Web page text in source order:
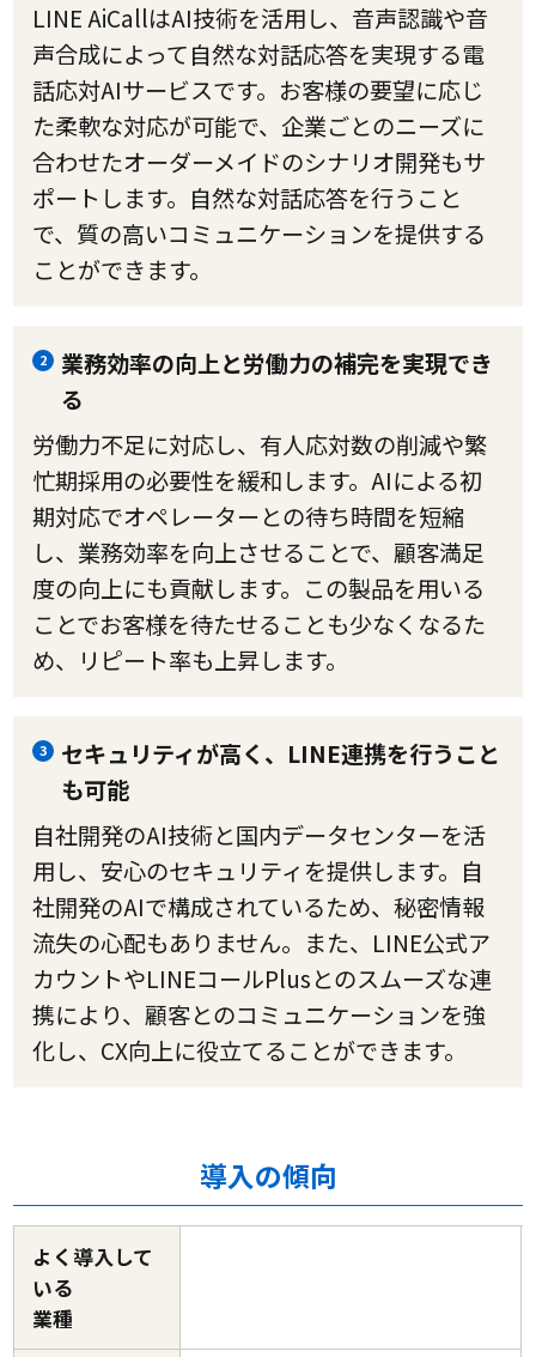
LINE AiCallはAI技術を活用し、音声認識や音
声合成によって自然な対話応答を実現する電
話応対AIサービスです。お客様の要望に応じ
た柔軟な対応が可能で、企業ごとのニーズに
合わせたオーダーメイドのシナリオ開発もサ
ポートします。自然な対話応答を行うこと
で、質の高いコミュニケーションを提供する
ことができます。
2
業務効率の向上と労働力の補完を実現でき
る
労働力不足に対応し、有人応対数の削減や繁
忙期採用の必要性を緩和します。AIによる初
期対応でオペレーターとの待ち時間を短縮
し、業務効率を向上させることで、顧客満足
度の向上にも貢献します。この製品を用いる
ことでお客様を待たせることも少なくなるた
め、リピート率も上昇します。
3
セキュリティが高く、LINE連携を行うこと
も可能
自社開発のAI技術と国内データセンターを活
用し、安心のセキュリティを提供します。自
社開発のAIで構成されているため、秘密情報
流失の心配もありません。また、LINE公式ア
カウントやLINEコールPlusとのスムーズな連
携により、顧客とのコミュニケーションを強
化し、CX向上に役立てることができます。
導入の傾向
よく導入して
いる
業種